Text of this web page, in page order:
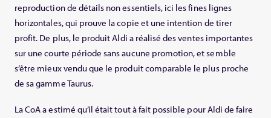
reproduction de détails non essentiels, ici les fines lignes
horizontales, qui prouve la copie et une intention de tirer
profit. De plus, le produit Aldi a réalisé des ventes importantes
sur une courte période sans aucune promotion, et semble
s’être mieux vendu que le produit comparable le plus proche
de sa gamme Taurus.
La CoA a estimé qu’il était tout à fait possible pour Aldi de faire